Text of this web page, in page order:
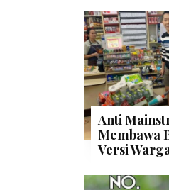
Anti
Membawa
Versi